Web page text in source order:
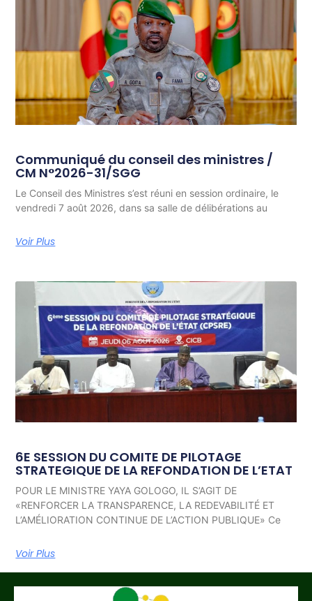
Communiqué du conseil des ministres /
CM N°2026-31/SGG
Le Conseil des Ministres s’est réuni en session ordinaire, le
vendredi 7 août 2026, dans sa salle de délibérations au
Voir Plus
6E SESSION DU COMITE DE PILOTAGE
STRATEGIQUE DE LA REFONDATION DE L’ETAT
POUR LE MINISTRE YAYA GOLOGO, IL S’AGIT DE
«RENFORCER LA TRANSPARENCE, LA REDEVABILITÉ ET
L’AMÉLIORATION CONTINUE DE L’ACTION PUBLIQUE» Ce
Voir Plus